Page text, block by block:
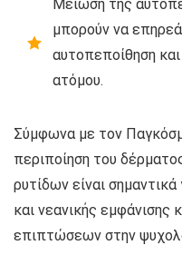
Μείωση της
μπορούν να
αυτοπεποίθηση
ατόμου.
Σύμφωνα με τον
περιποίηση του
ρυτίδων είναι σημαντικά
και νεανικής εμφάνισης
επιπτώσεων στην